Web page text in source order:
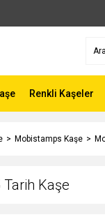
Renkli Kaşeler
Mobistamps Kaşe
Kaşe